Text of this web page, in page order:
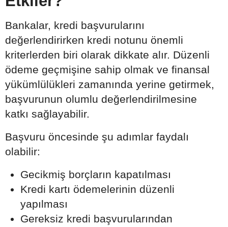
Bankalar, kredi başvurularını
değerlendirirken kredi notunu önemli
kriterlerden biri olarak dikkate alır. Düzenli
ödeme geçmişine sahip olmak ve finansal
yükümlülükleri zamanında yerine getirmek,
başvurunun olumlu değerlendirilmesine
katkı sağlayabilir.
Başvuru öncesinde şu adımlar faydalı
olabilir:
Gecikmiş borçların kapatılması
Kredi kartı ödemelerinin düzenli
yapılması
Gereksiz kredi başvurularından